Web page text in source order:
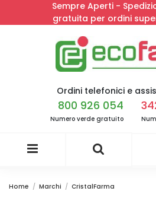
Sempre Aperti -
gratuita per ordini
Ordini telefonici e
800 926 054
Numero verde gratuito
Home Marchi CristalFarma